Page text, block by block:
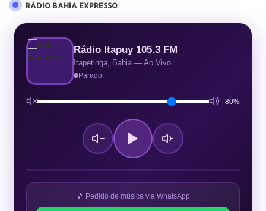
RÁDIO BAHIA EXPRESSO
Rádio Itapuy 105.3 FM
Itapetinga, Bahia — Ao Vivo
Parado
80%
🎵 Pedido de música via WhatsApp